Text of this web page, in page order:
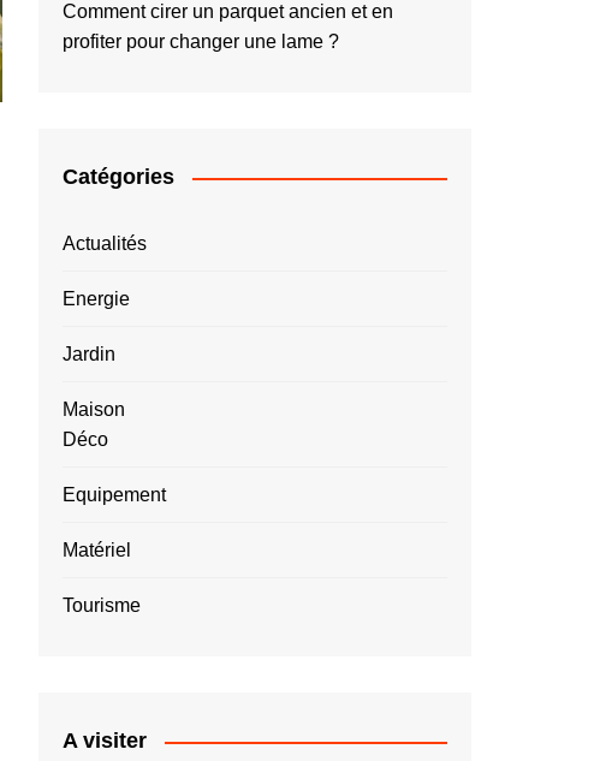
Comment cirer un parquet ancien et en
profiter pour changer une lame ?
Catégories
Actualités
Energie
Jardin
Maison
Déco
Equipement
Matériel
Tourisme
A visiter